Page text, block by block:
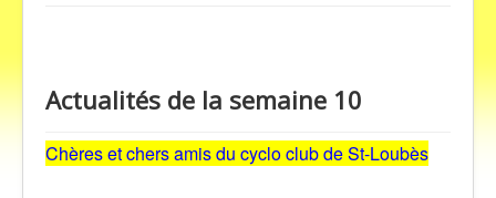
Vidéos
Actualités de la semaine 10
Chères et chers amis du cyclo club de St-Loubès